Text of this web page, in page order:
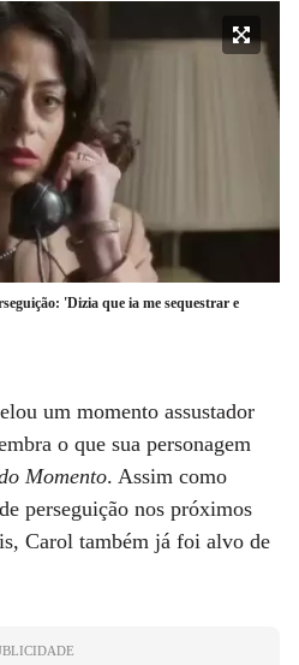
'Dizia que ia me sequestrar e
um momento assustador
o que sua personagem
Momento. Assim como
perseguição nos próximos
Carol também já foi alvo de